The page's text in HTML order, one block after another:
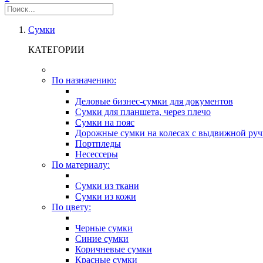
Сумки
КАТЕГОРИИ
По назначению:
Деловые бизнес-сумки для документов
Сумки для планшета, через плечо
Сумки на пояс
Дорожные сумки на колесах с выдвижной
Портпледы
Несессеры
По материалу:
Сумки из ткани
Сумки из кожи
По цвету:
Черные сумки
Синие сумки
Коричневые сумки
Красные сумки